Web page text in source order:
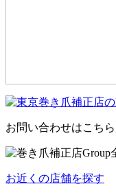
お問い合わせはこちら
お近くの店舗を探す